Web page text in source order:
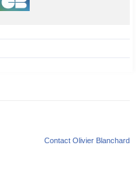
Contact Olivier Blanchard